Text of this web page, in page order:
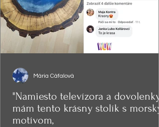
"Namiesto televízora a dovolenky,
mám tento krásny stolík s
motívom,
Mária Cáfalová